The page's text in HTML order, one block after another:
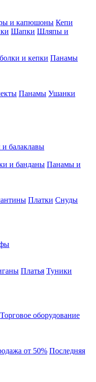
и капюшоны Кепи
Шапки Шляпы и
и кепки Панамы
Панамы Ушанки
балаклавы
и банданы Панамы и
Платки Снуды
Платья Туники
Торговое оборудование
от 50% Последняя